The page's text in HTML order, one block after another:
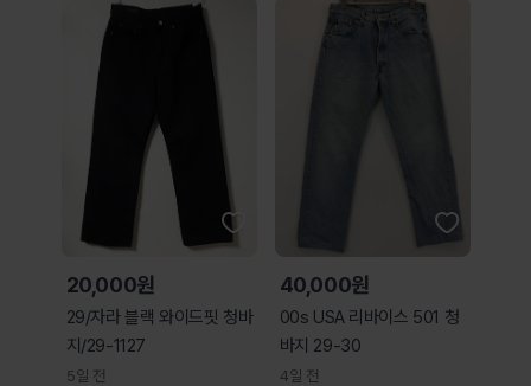
20,000원
29/자라 블랙 와이드핏 청바
지/29-1127
5일 전
40,000원
00s USA 리바이스 501 청
바지 29-30
4일 전